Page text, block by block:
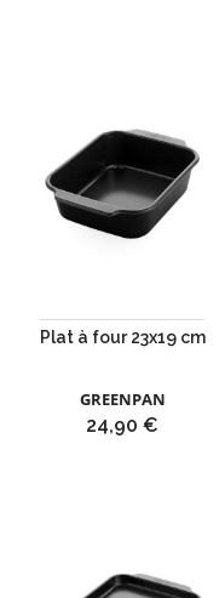
Plat à four 23x19 cm
GREENPAN
Prix
24,90 €